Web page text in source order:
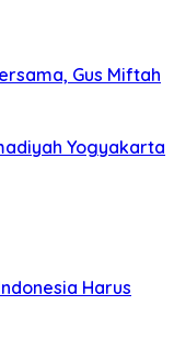
Gus Miftah
Yogyakarta
Harus